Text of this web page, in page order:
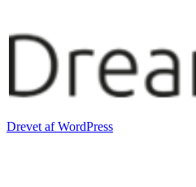
Drevet af WordPress